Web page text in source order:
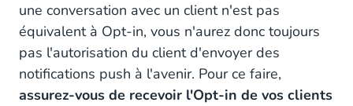
une conversation avec un client n'est pas
équivalent à Opt-in, vous n'aurez donc toujours
pas l'autorisation du client d'envoyer des
notifications push à l'avenir. Pour ce faire,
assurez-vous de recevoir l'Opt-in de vos clients